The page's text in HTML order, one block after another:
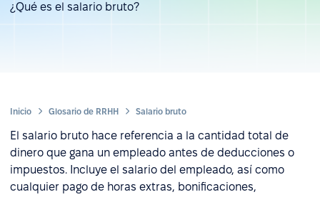
¿Qué es el salario bruto?
Inicio Glosario de RRHH Salario bruto
El salario bruto hace referencia a la cantidad total de
dinero que gana un empleado antes de deducciones o
impuestos. Incluye el salario del empleado, así como
cualquier pago de horas extras, bonificaciones,